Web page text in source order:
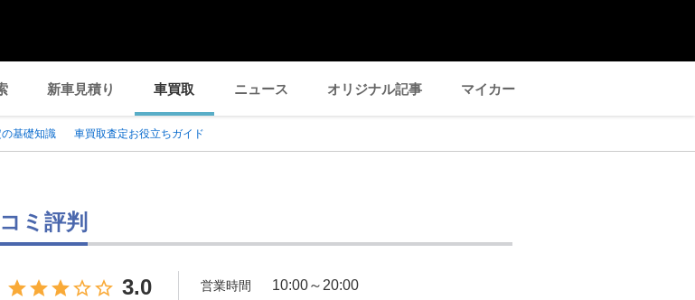
新車見積り 車買取 ニュース オリジナル記事 マイカー
基礎知識 車買取査定お役立ちガイド
ミ評判
3.0 営業時間 10:00～20:00